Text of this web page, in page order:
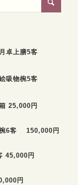
卓上膳5客
吸物椀5客
25,000円
椀6客 150,000円
45,000円
円